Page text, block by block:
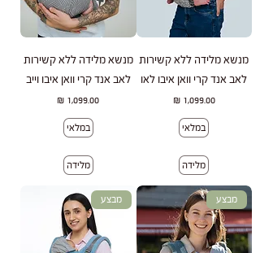
מנשא מלידה ללא קשירות
לאב אנד קרי וואן איבו לאו
מחיר‏1,099.00 ‏₪
במלאי
מלידה
מנשא מלידה ללא קשירות
לאב אנד קרי וואן איבו וייב
מחיר
במלאי
מלידה
מבצע מבצע